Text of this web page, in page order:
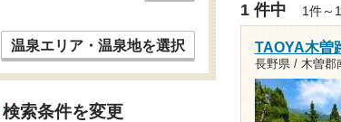
1 件中 1件～
TAOYA木曽
長野県 / 木曽郡
温泉エリア・温泉地を選択
検索条件を変更